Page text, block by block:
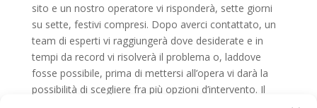
sito e un nostro operatore vi risponderà, sette giorni
su sette, festivi compresi. Dopo averci contattato, un
team di esperti vi raggiungerà dove desiderate e in
tempi da record vi risolverà il problema o, laddove
fosse possibile, prima di mettersi all’opera vi darà la
possibilità di scegliere fra più opzioni d’intervento. Il